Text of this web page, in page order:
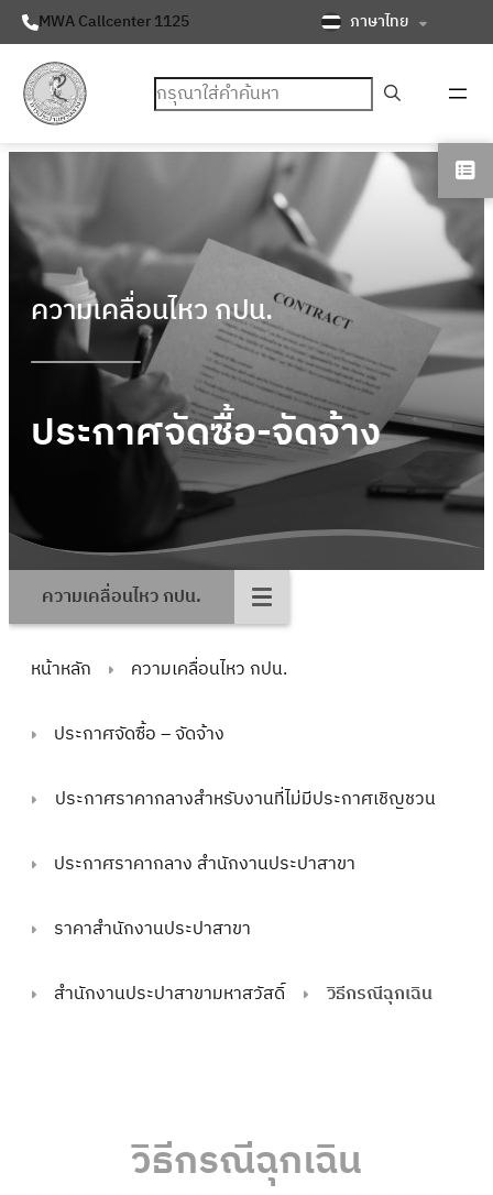
MWA Callcenter 1125 ภาษาไทย
ค้นหา
ความเคลื่อนไหว กปน.
ประกาศจัดซื้อ-จัดจ้าง
ความเคลื่อนไหว กปน.
หน้าหลัก ความเคลื่อนไหว กปน.
ประกาศจัดซื้อ – จัดจ้าง
ประกาศราคากลางสำหรับงานที่ไม่มีประกาศเชิญชวน
ประกาศราคากลาง สำนักงานประปาสาขา
ราคาสำนักงานประปาสาขา
สำนักงานประปาสาขามหาสวัสดิ์ วิธีกรณีฉุกเฉิน
วิธีกรณีฉุกเฉิน